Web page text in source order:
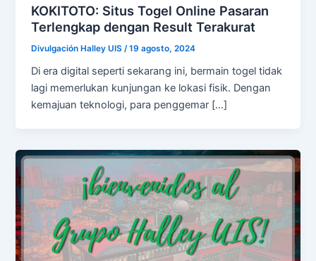
KOKITOTO: Situs Togel Online Pasaran
Terlengkap dengan Result Terakurat
Divulgación Halley UIS /19 agosto, 2024
Di era digital seperti sekarang ini, bermain togel tidak
lagi memerlukan kunjungan ke lokasi fisik. Dengan
kemajuan teknologi, para penggemar […]